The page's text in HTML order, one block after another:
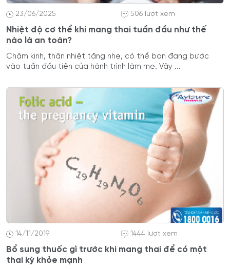
23/06/2025 506 lượt xem
Nhiệt độ cơ thể khi mang thai tuần đầu như thế
nào là an toàn?
Chậm kinh, thân nhiệt tăng nhẹ, có thể bạn đang bước
vào tuần đầu tiên của hành trình làm mẹ. Vậy ...
14/11/2019 1444 lượt xem
Bổ sung thuốc gì trước khi mang thai để có một
thai kỳ khỏe mạnh